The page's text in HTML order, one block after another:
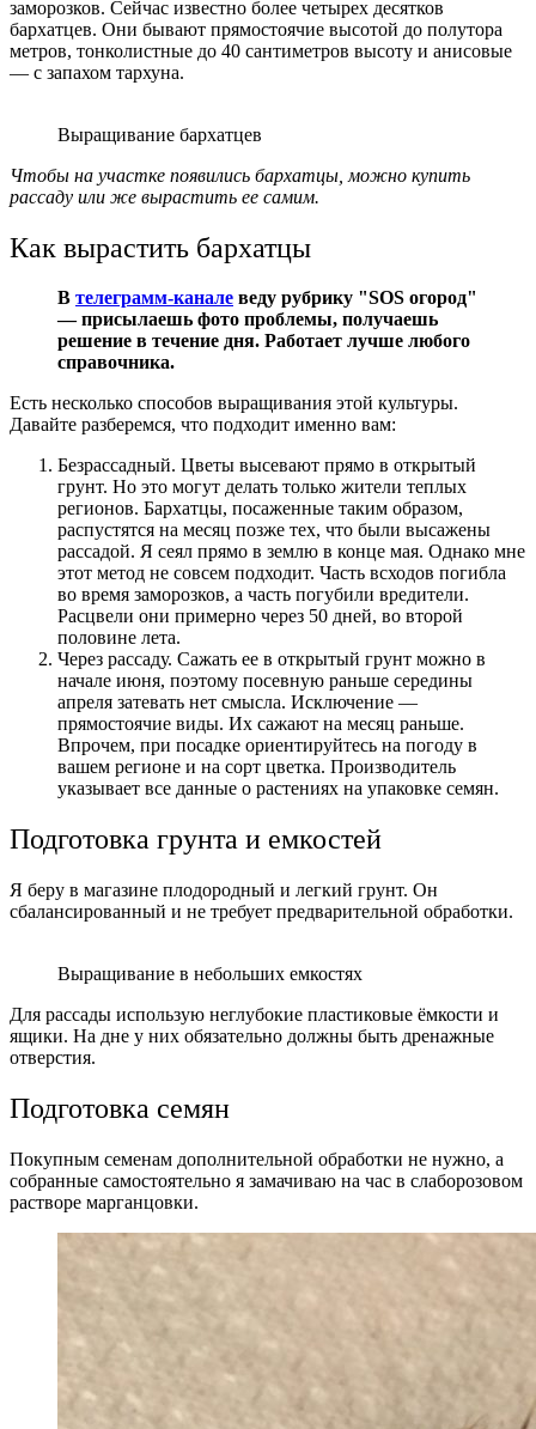
заморозков. Сейчас известно более четырех десятков
бархатцев. Они бывают прямостоячие высотой до полутора
метров, тонколистные до 40 сантиметров высоту и анисовые
— с запахом тархуна.
Выращивание бархатцев
Чтобы на участке появились бархатцы, можно купить
рассаду или же вырастить ее самим.
Как вырастить бархатцы
В телеграмм-канале веду рубрику "SOS огород"
— присылаешь фото проблемы, получаешь
решение в течение дня. Работает лучше любого
справочника.
Есть несколько способов выращивания этой культуры.
Давайте разберемся, что подходит именно вам:
Безрассадный. Цветы высевают прямо в открытый
грунт. Но это могут делать только жители теплых
регионов. Бархатцы, посаженные таким образом,
распустятся на месяц позже тех, что были высажены
рассадой. Я сеял прямо в землю в конце мая. Однако мне
этот метод не совсем подходит. Часть всходов погибла
во время заморозков, а часть погубили вредители.
Расцвели они примерно через 50 дней, во второй
половине лета.
Через рассаду. Сажать ее в открытый грунт можно в
начале июня, поэтому посевную раньше середины
апреля затевать нет смысла. Исключение —
прямостоячие виды. Их сажают на месяц раньше.
Впрочем, при посадке ориентируйтесь на погоду в
вашем регионе и на сорт цветка. Производитель
указывает все данные о растениях на упаковке семян.
Подготовка грунта и емкостей
Я беру в магазине плодородный и легкий грунт. Он
сбалансированный и не требует предварительной обработки.
Выращивание в небольших емкостях
Для рассады использую неглубокие пластиковые ёмкости и
ящики. На дне у них обязательно должны быть дренажные
отверстия.
Подготовка семян
Покупным семенам дополнительной обработки не нужно, а
собранные самостоятельно я замачиваю на час в слаборозовом
растворе марганцовки.